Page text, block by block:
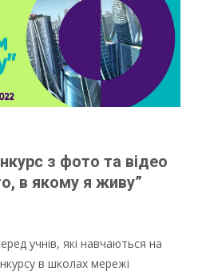
з фото та відео
в якому я живу”
учнів, які навчаються на
в школах мережі